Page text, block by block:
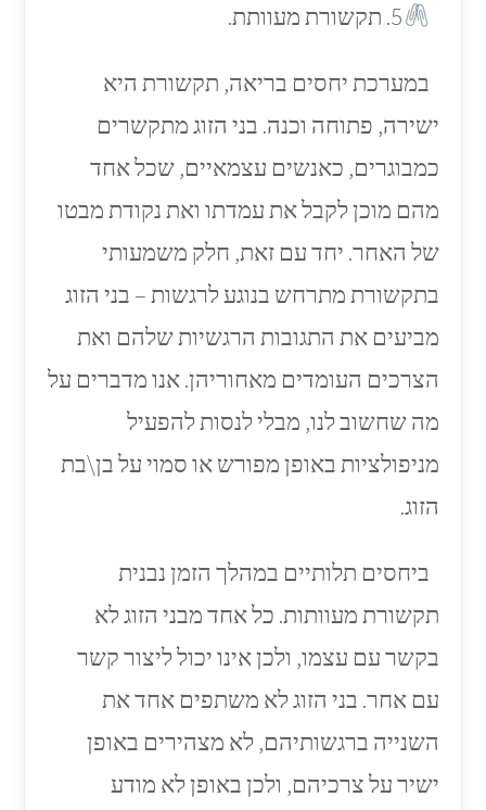
5. תקשורת מעוותת.
במערכת יחסים בריאה, תקשורת היא
ישירה, פתוחה וכנה. בני הזוג מתקשרים
כמבוגרים, כאנשים עצמאיים, שכל אחד
מהם מוכן לקבל את עמדתו ואת נקודת מבטו
של האחר. יחד עם זאת, חלק משמעותי
בתקשורת מתרחש בנוגע לרגשות – בני הזוג
מביעים את התגובות הרגשיות שלהם ואת
הצרכים העומדים מאחוריהן. אנו מדברים על
מה שחשוב לנו, מבלי לנסות להפעיל
מניפולציות באופן מפורש או סמוי על בן\בת
הזוג.
ביחסים תלותיים במהלך הזמן נבנית
תקשורת מעוותות. כל אחד מבני הזוג לא
בקשר עם עצמו, ולכן אינו יכול ליצור קשר
עם אחר. בני הזוג לא משתפים אחד את
השנייה ברגשותיהם, לא מצהירים באופן
ישיר על צרכיהם, ולכן באופן לא מודע